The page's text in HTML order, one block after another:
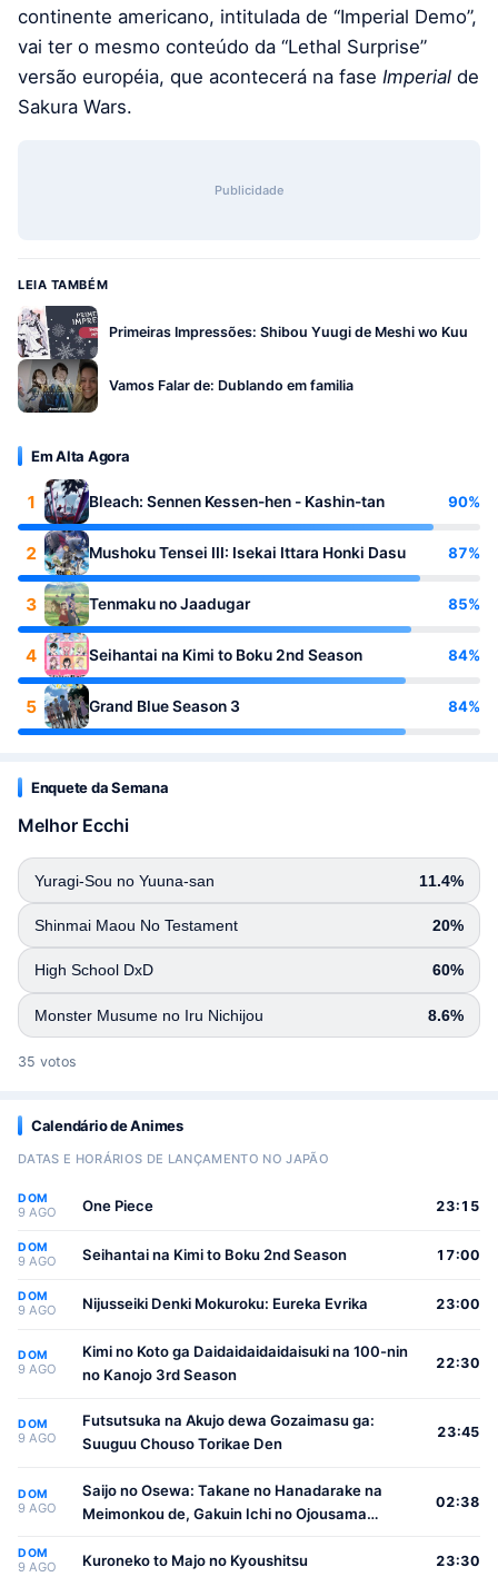
continente americano, intitulada de “Imperial Demo”,
vai ter o mesmo conteúdo da “Lethal Surprise”
versão européia, que acontecerá na fase Imperial de
Sakura Wars.
Publicidade
LEIA TAMBÉM
Primeiras Impressões: Shibou Yuugi de Meshi wo Kuu
Vamos Falar de: Dublando em familia
Em Alta Agora
1 Bleach: Sennen Kessen-hen - Kashin-tan 90%
2 Mushoku Tensei III: Isekai Ittara Honki Dasu 87%
3 Tenmaku no Jaadugar 85%
4 Seihantai na Kimi to Boku 2nd Season 84%
5 Grand Blue Season 3 84%
Enquete da Semana
Melhor Ecchi
Yuragi-Sou no Yuuna-san 11.4%
Shinmai Maou No Testament 20%
High School DxD 60%
Monster Musume no Iru Nichijou 8.6%
35 votos
Calendário de Animes
DATAS E HORÁRIOS DE LANÇAMENTO NO JAPÃO
DOM
9 AGO One Piece 23:15
DOM
9 AGO Seihantai na Kimi to Boku 2nd Season 17:00
DOM
9 AGO Nijusseiki Denki Mokuroku: Eureka Evrika 23:00
DOM
9 AGO
Kimi no Koto ga Daidaidaidaidaisuki na 100-nin
no Kanojo 3rd Season
22:30
DOM
9 AGO
Futsutsuka na Akujo dewa Gozaimasu ga:
Suuguu Chouso Torikae Den
23:45
DOM
9 AGO
Saijo no Osewa: Takane no Hanadarake na
Meimonkou de, Gakuin Ichi no Ojousama
Osewa suru Koto ni Narimashita
02:38
DOM
9 AGO Kuroneko to Majo no Kyoushitsu 23:30